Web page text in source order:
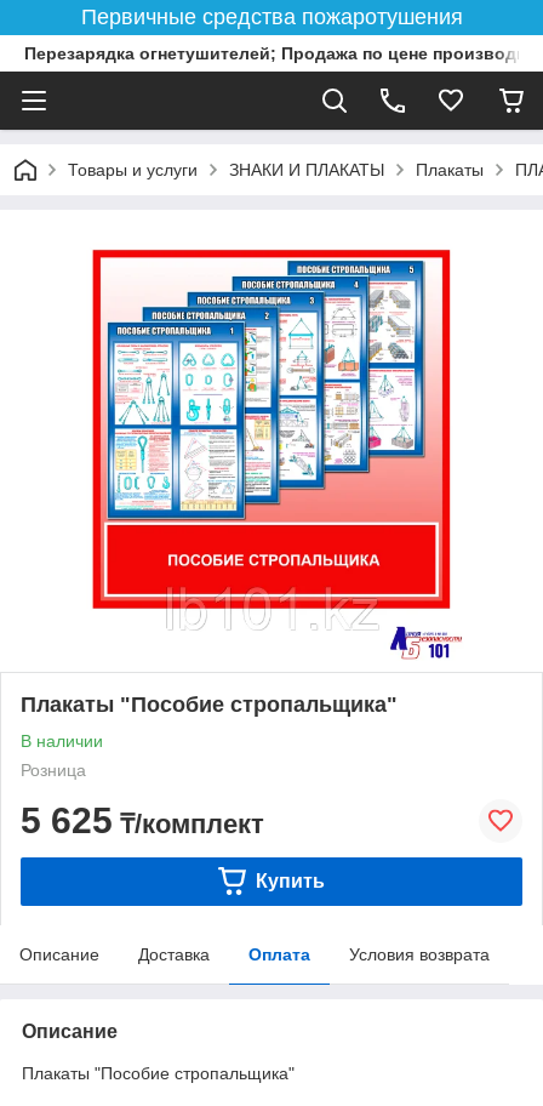
Первичные средства пожаротушения
Перезарядка огнетушителей; Продажа по цене
Товары и услуги ЗНАКИ И ПЛАКАТЫ Плакаты
Плакаты "Пособие стропальщика"
В наличии
Розница
5 625 ₸/комплект
Купить
Описание Доставка Оплата Условия возврата
Описание
Плакаты "Пособие стропальщика"